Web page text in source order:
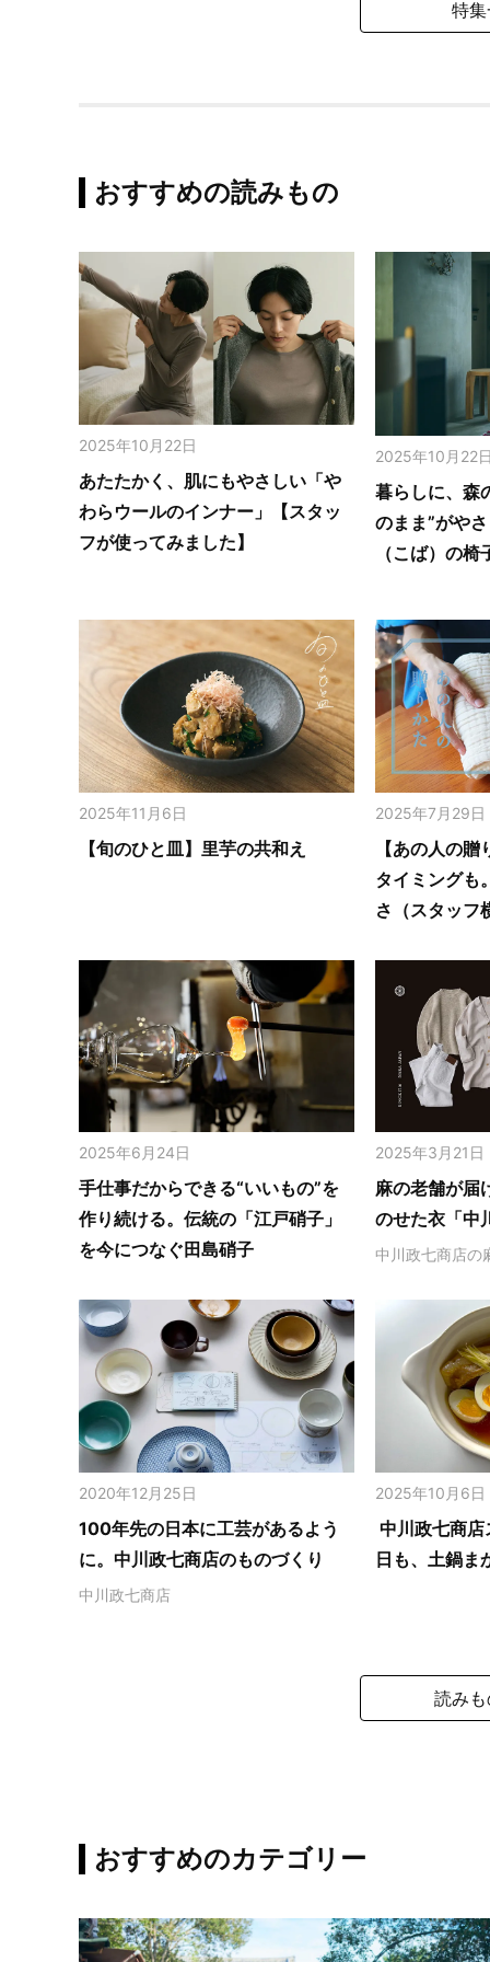
特
おすすめの読みもの
2025年10月22日
あたたかく、肌にもやさしい「や
わらウールのインナー」【スタッ
フが使ってみました】
2025年10月22
暮らしに、森
のまま”がや
（こば）の
2025年11月6日
【旬のひと皿】里芋の共和え
2025年7月29日
【あの人の
タイミングも
さ（スタッフ
2025年6月24日
手仕事だからできる“いいもの”を
作り続ける。伝統の「江戸硝子」
を今につなぐ田島硝子
2025年3月21日
麻の老舗が届
のせた衣「中
中川政七商店の
2020年12月25日
100年先の日本に工芸があるよう
に。中川政七商店のものづくり
中川政七商店
2025年10月6日
中川政七商
日も、土鍋ま
読み
おすすめのカテゴリー